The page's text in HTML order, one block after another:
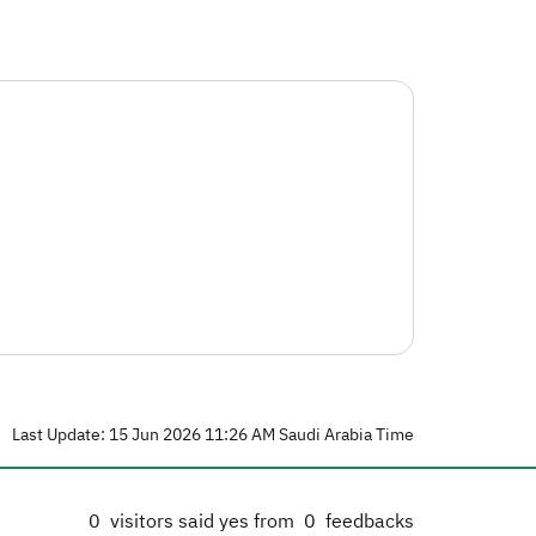
Last Update: 15 Jun 2026 11:26 AM Saudi Arabia Time
0 visitors said yes from 0 feedbacks